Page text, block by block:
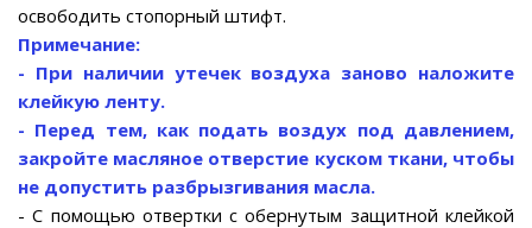
освободить стопорный штифт.
Примечание:
- При наличии утечек воздуха заново наложите
клейкую ленту.
- Перед тем, как подать воздух под давлением,
закройте масляное отверстие куском ткани, чтобы
не допустить разбрызгивания масла.
- С помощью отвертки с обернутым защитной клейкой